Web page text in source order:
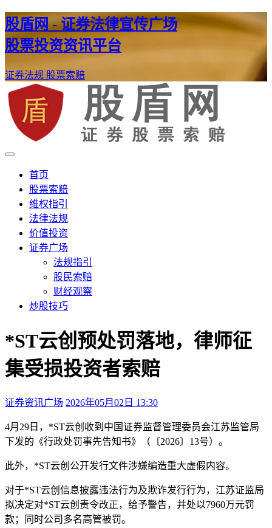
股盾网 - 证券法律宣传广场
股票投资资讯平台
证券法规 股票索赔
股盾网
证券股票维权网
首页
股票索赔
维权指引
法律法规
价值投资
证券广场
法规指引
股民索赔
财经观察
炒股技巧
*ST云创预处罚落地，律师征
集受损投资者索赔
证券资讯广场 2026年05月02日 13:30
4月29日，*ST云创收到中国证券监督管理委员会江苏监管局
下发的《行政处罚事先告知书》（〔2026〕13号）。
此外，*ST云创公开发行文件涉嫌编造重大虚假内容。
对于*ST云创信息披露违法行为及欺诈发行行为，江苏证监局
拟决定对*ST云创责令改正，给予警告，并处以7960万元罚
款；同时公司多名高管被罚。